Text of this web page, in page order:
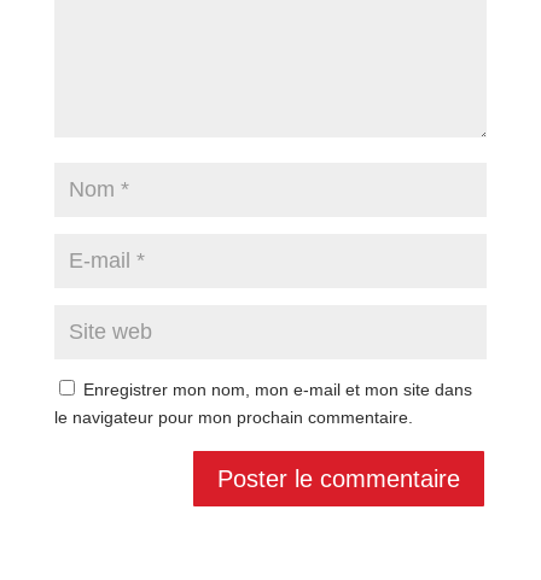
Enregistrer mon nom, mon e-mail et mon site dans
le navigateur pour mon prochain commentaire.